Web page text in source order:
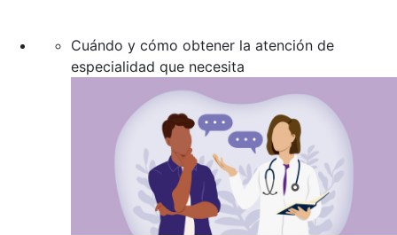
Cuándo y cómo obtener la atención de
especialidad que necesita